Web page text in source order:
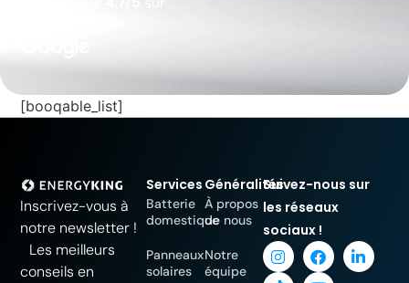
[booqable_list]
Inscrivez-vous à
notre newsletter !
Les meilleurs
conseils en
Services
Batterie
domestique
Panneaux
solaires
Généralités
À propos
de nous
Notre
équipe
Suivez-nous sur
les réseaux
sociaux !